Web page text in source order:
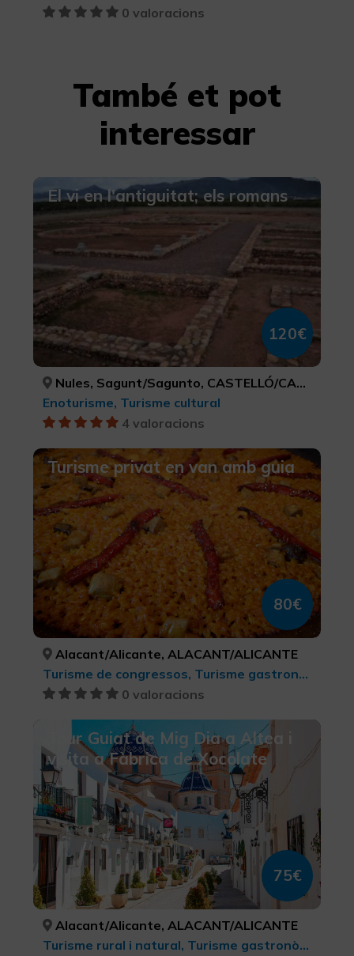
0 valoracions
També et pot
interessar
El vi en l'antiguitat; els romans
120€
Nules, Sagunt/Sagunto, CASTELLÓ/CASTELLÓN, VALÈNCIA
Enoturisme, Turisme cultural
4 valoracions
Turisme privat en van amb guia
80€
Alacant/Alicante, ALACANT/ALICANTE
Turisme de congressos, Turisme gastronòmic, Turisme d'oci i diversió, Turisme rural i natural, Ciutats, Senderisme, Busseig, Turisme cultural, Turisme musical, Activitats nàutiques, Turisme actiu-aventura
0 valoracions
Tour Guiat de Mig Dia a Altea i
visita a Fàbrica de Xocolate
75€
Alacant/Alicante, ALACANT/ALICANTE
Turisme rural i natural, Turisme gastronòmic, Turisme cultural